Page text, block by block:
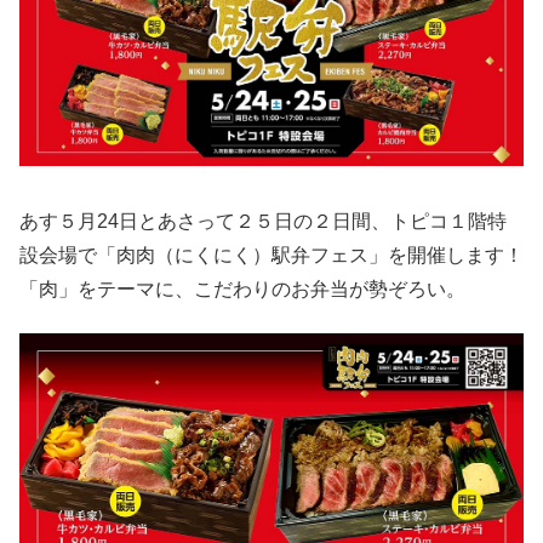
あす５月24日とあさって２５日の２日間、トピコ１階特
設会場で「肉肉（にくにく）駅弁フェス」を開催します！
「肉」をテーマに、こだわりのお弁当が勢ぞろい。